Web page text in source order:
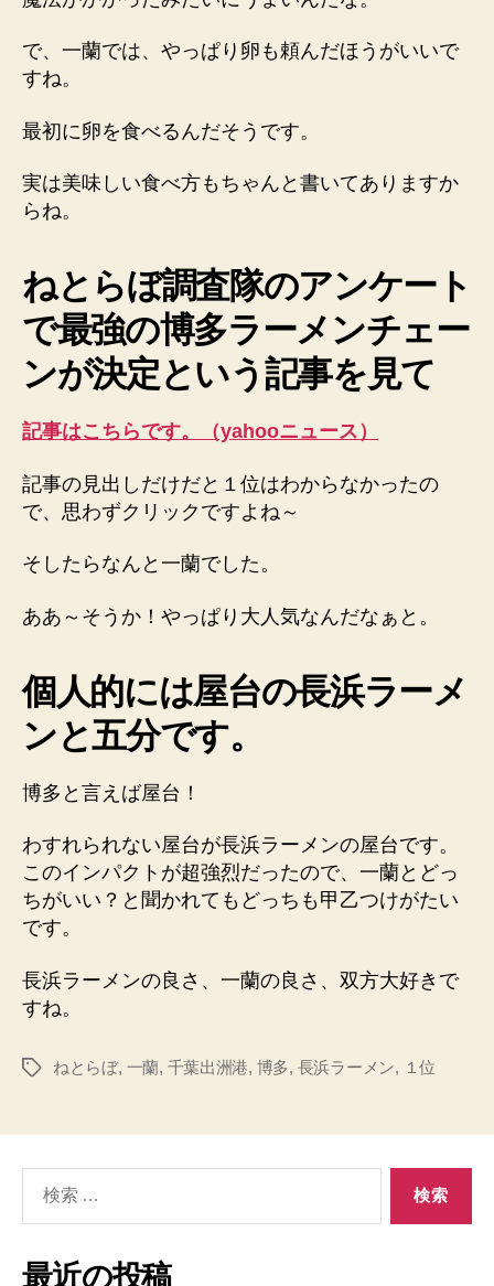
で、一蘭では、やっぱり卵も頼んだほうがいいで
すね。
最初に卵を食べるんだそうです。
実は美味しい食べ方もちゃんと書いてありますか
らね。
ねとらぼ調査隊のアンケート
で最強の博多ラーメンチェー
ンが決定という記事を見て
記事はこちらです。（yahooニュース）
記事の見出しだけだと１位はわからなかったの
で、思わずクリックですよね～
そしたらなんと一蘭でした。
ああ～そうか！やっぱり大人気なんだなぁと。
個人的には屋台の長浜ラーメ
ンと五分です。
博多と言えば屋台！
わすれられない屋台が長浜ラーメンの屋台です。
このインパクトが超強烈だったので、一蘭とどっ
ちがいい？と聞かれてもどっちも甲乙つけがたい
です。
長浜ラーメンの良さ、一蘭の良さ、双方大好きで
すね。
タ
ねとらぼ, 一蘭, 千葉出洲港, 博多, 長浜ラーメン, １位
象:
最近の投稿